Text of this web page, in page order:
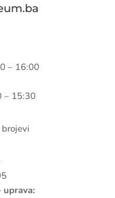
– 16:00
– 15:30
uprava: